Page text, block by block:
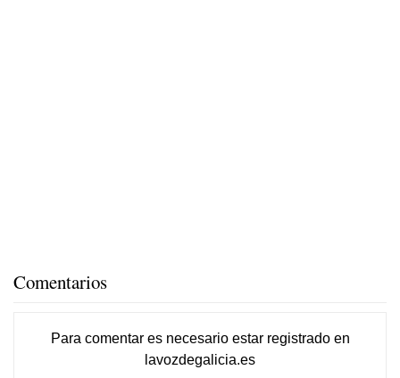
Comentarios
Para comentar es necesario estar registradoen
lavozdegalicia.es